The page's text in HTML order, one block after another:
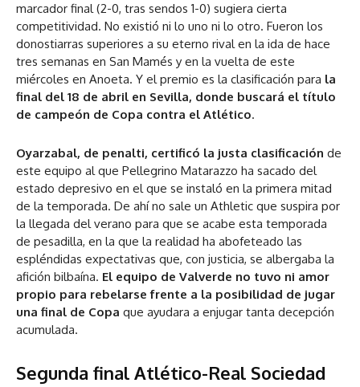
marcador final (2-0, tras sendos 1-0) sugiera cierta
competitividad. No existió ni lo uno ni lo otro. Fueron los
donostiarras superiores a su eterno rival en la ida de hace
tres semanas en San Mamés y en la vuelta de este
miércoles en Anoeta. Y el premio es la clasificación para la
final del 18 de abril en Sevilla, donde buscará el título
de campeón de Copa contra el Atlético.
Oyarzabal, de penalti, certificó la justa clasificación de
este equipo al que Pellegrino Matarazzo ha sacado del
estado depresivo en el que se instaló en la primera mitad
de la temporada. De ahí no sale un Athletic que suspira por
la llegada del verano para que se acabe esta temporada
de pesadilla, en la que la realidad ha abofeteado las
espléndidas expectativas que, con justicia, se albergaba la
afición bilbaína. El equipo de Valverde no tuvo ni amor
propio para rebelarse frente a la posibilidad de jugar
una final de Copa que ayudara a enjugar tanta decepción
acumulada.
Segunda final Atlético-Real Sociedad